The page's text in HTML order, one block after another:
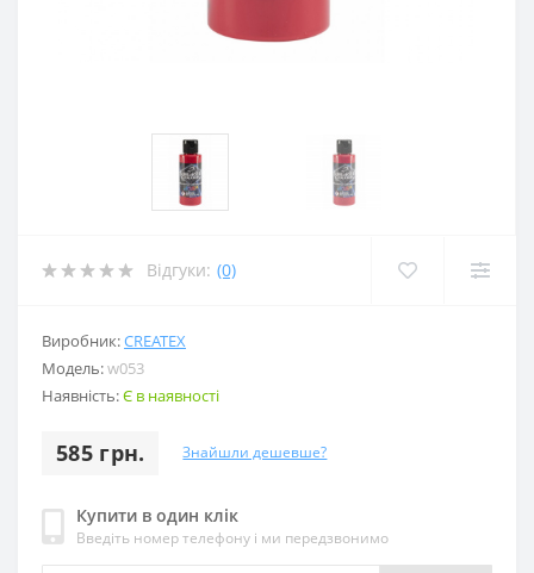
Відгуки: (0)
Виробник:CREATEX
Модель:w053
Наявність:Є в наявності
585 грн. Знайшли дешевше?
Купити в один клік
Введіть номер телефону і ми передзвонимо